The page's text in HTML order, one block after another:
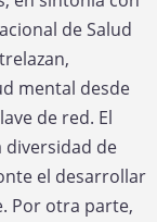
de Salud
mental desde
de red. El
diversidad de
el desarrollar
Por otra parte,